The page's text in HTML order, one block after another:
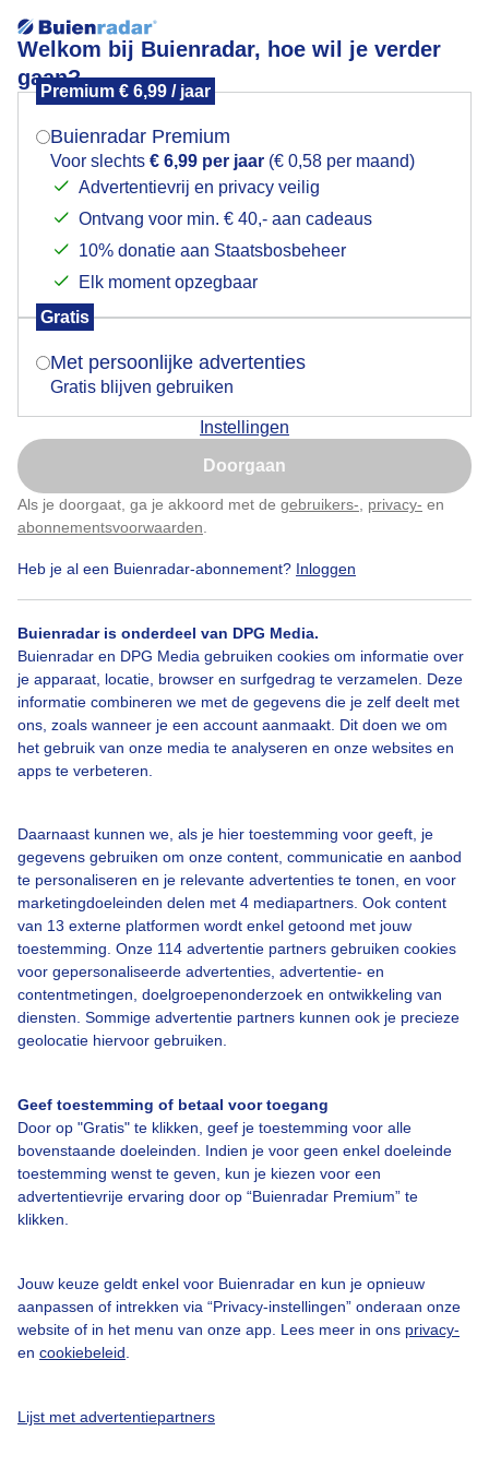
Welkom bij Buienradar, hoe wil je verder
gaan?
Premium € 6,99 / jaar
Buienradar Premium
Voor slechts € 6,99 per jaar (€ 0,58 per maand)
Advertentievrij en privacy veilig
Ontvang voor min. € 40,- aan cadeaus
10% donatie aan Staatsbosbeheer
Elk moment opzegbaar
Gratis
Met persoonlijke advertenties
Gratis blijven gebruiken
Instellingen
Doorgaan
Als je doorgaat, ga je akkoord met de gebruikers- privacy- en
abonnementsvoorwaarden
Heb je al een Buienradar-abonnement? Inloggen
Buienradar is onderdeel van DPG Media.
Buienradar en DPG Media gebruiken cookies om informatie over
je apparaat, locatie, browser en surfgedrag te verzamelen. Deze
informatie combineren we met de gegevens die je zelf deelt met
ons, zoals wanneer je een account aanmaakt. Dit doen we om
het gebruik van onze media te analyseren en onze websites en
apps te verbeteren.
Daarnaast kunnen we, als je hier toestemming voor geeft, je
gegevens gebruiken om onze content, communicatie en aanbod
te personaliseren en je relevante advertenties te tonen, en voor
marketingdoeleinden delen met 4 mediapartners. Ook content
van 13 externe platformen wordt enkel getoond met jouw
toestemming. Onze 114 advertentie partners gebruiken cookies
voor gepersonaliseerde advertenties, advertentie- en
contentmetingen, doelgroepenonderzoek en ontwikkeling van
diensten. Sommige advertentie partners kunnen ook je precieze
geolocatie hiervoor gebruiken.
Geef toestemming of betaal voor toegang
Door op "Gratis" te klikken, geef je toestemming voor alle
bovenstaande doeleinden. Indien je voor geen enkel doeleinde
toestemming wenst te geven, kun je kiezen voor een
advertentievrije ervaring door op “Buienradar Premium” te
klikken.
Jouw keuze geldt enkel voor Buienradar en kun je opnieuw
aanpassen of intrekken via “Privacy-instellingen” onderaan onze
website of in het menu van onze app. Lees meer in ons privacy-
en cookiebeleid
Lijst met advertentiepartners
Vanmorgen nog de zon
In de middag zwaarder bewolkt
Door: Francien Tax Gemaakt: 08-07-2026, 38x bekeken
Bekijk slideshow
Een moment geduld aub...
Over Buienradar
Veelgestelde vragen
Contact
Toegankelijkheid
Buienradar Team
Privacy beleid
Privacy instellingen
Mogen we je locatie gebruiken voor het
Indien je hier nog geen akkoord op hebt gegeven,
verschijnt er zo een pop-up uit je browser waarin
Is goed, toon de popup
Nu niet, misschien later
Klik hierom dit aan te passen